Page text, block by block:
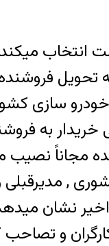
فروشنده
سازی
به
شده مجاناً
,
نشان
بزرگ 1389 و بهانه